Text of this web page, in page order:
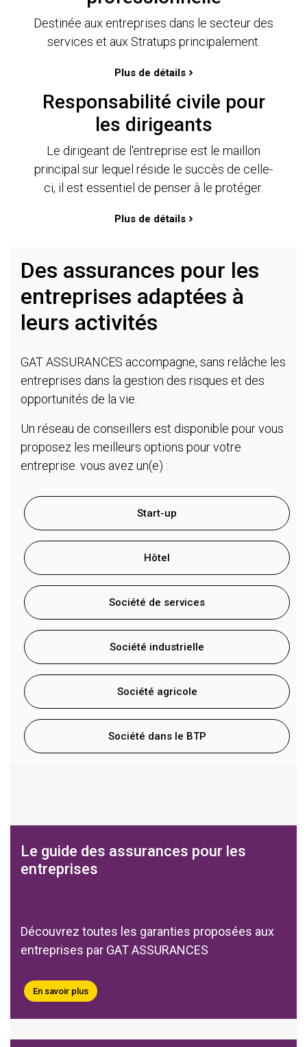
Destinée aux entreprises dans le secteur des
services et aux Stratups principalement.
Plus de détails
Responsabilité civile pour
les dirigeants
Le dirigeant de l'entreprise est le maillon
principal sur lequel réside le succès de celle-
ci, il est essentiel de penser à le protéger.
Plus de détails
Des assurances pour les
entreprises adaptées à
leurs activités
GAT ASSURANCES accompagne, sans relâche les
entreprises dans la gestion des risques et des
opportunités de la vie.
Un réseau de conseillers est disponible pour vous
proposez les meilleurs options pour votre
entreprise. vous avez un(e) :
Start-up
Hôtel
Société de services
Société industrielle
Société agricole
Société dans le BTP
Le guide des assurances pour les
entreprises
Découvrez toutes les garanties proposées aux
entreprises par GAT ASSURANCES
En savoir plus